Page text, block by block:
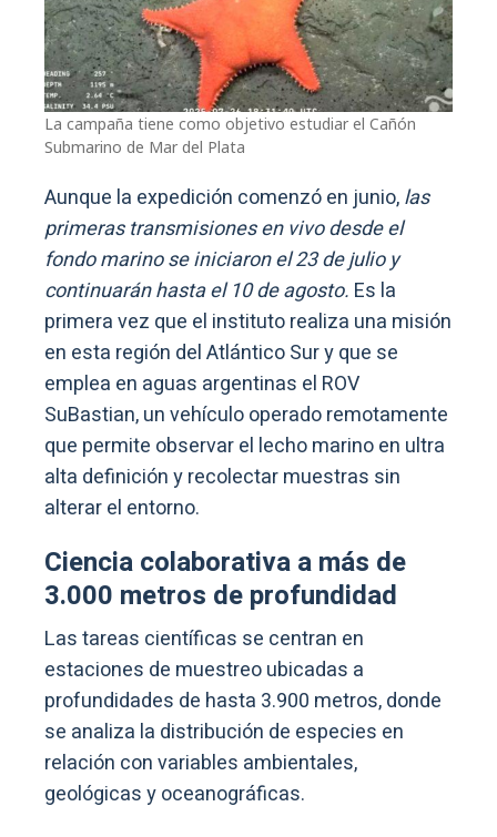
La campaña tiene como objetivo estudiar el Cañón
Submarino de Mar del Plata
Aunque la expedición comenzó en junio,las
primeras transmisiones en vivo desde el
fondo marino se iniciaron el 23 de julio y
continuarán hasta el 10 de agosto. Es la
primera vez que el instituto realiza una misión
en esta región del Atlántico Sur y que se
emplea en aguas argentinas el ROV
SuBastian, un vehículo operado remotamente
que permite observar el lecho marino en ultra
alta definición y recolectar muestras sin
alterar el entorno.
Ciencia colaborativa a más de
3.000 metros de profundidad
Las tareas científicas se centran en
estaciones de muestreo ubicadas a
profundidades de hasta 3.900 metros, donde
se analiza la distribución de especies en
relación con variables ambientales,
geológicas y oceanográficas.